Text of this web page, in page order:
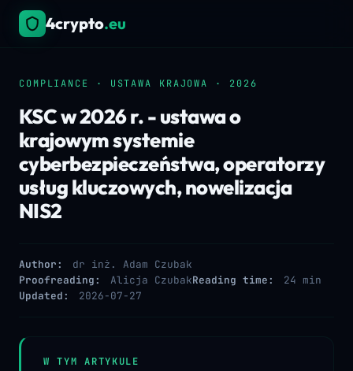
4crypto.eu
COMPLIANCE · USTAWA KRAJOWA · 2026
KSC w 2026 r. - ustawa o
krajowym systemie
cyberbezpieczeństwa, operatorzy
usług kluczowych, nowelizacja
NIS2
Author:
dr inż. Adam Czubak
Proofreading:
Alicja CzubakReading time:
24 min
Updated:
2026-07-27
W TYM ARTYKULE